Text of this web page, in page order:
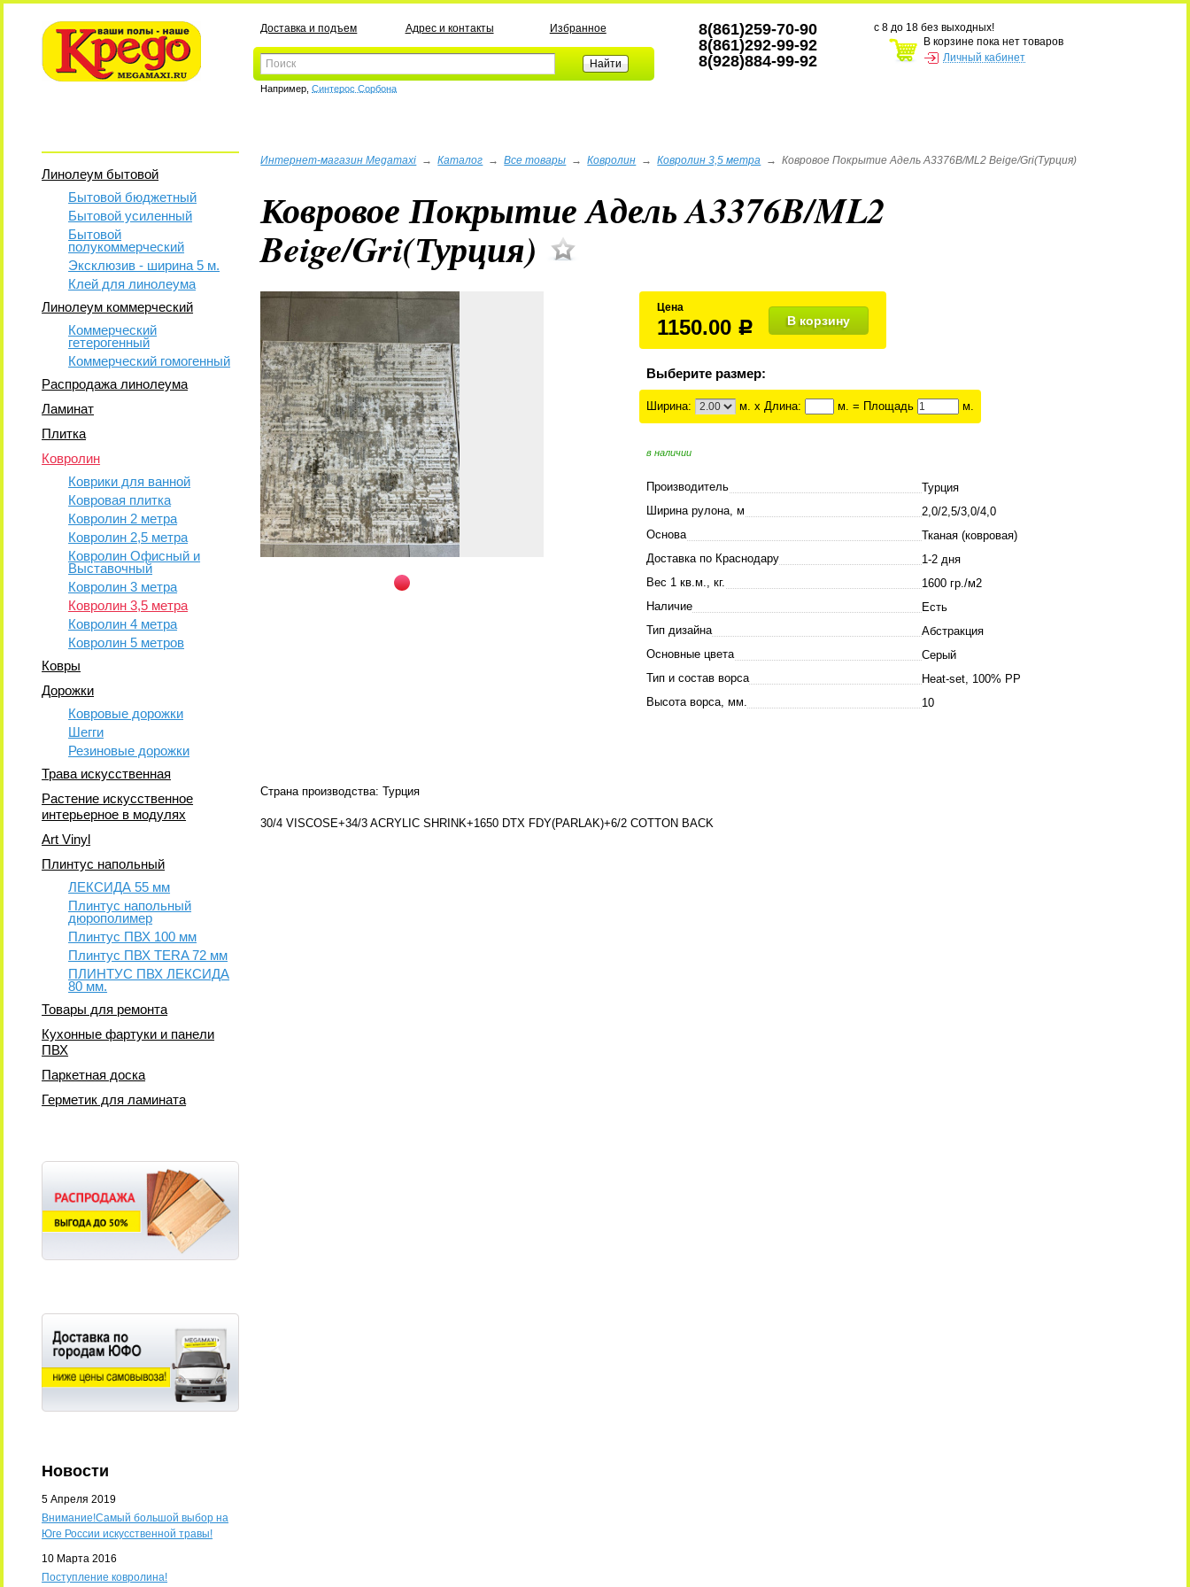
Доставка и подъем Адрес и контакты Избранное
Например,Синтерос Сорбона
8(861)259-70-90
8(861)292-99-92
8(928)884-99-92
с 8 до 18 без выходных!
В корзине пока нет товаров
Личный кабинет
Линолеум бытовой
Бытовой бюджетный
Бытовой усиленный
Бытовой
полукоммерческий
Эксклюзив - ширина 5 м.
Клей для линолеума
Линолеум коммерческий
Коммерческий
гетерогенный
Коммерческий гомогенный
Распродажа линолеума
Ламинат
Плитка
Ковролин
Коврики для ванной
Ковровая плитка
Ковролин 2 метра
Ковролин 2,5 метра
Ковролин Офисный и
Выставочный
Ковролин 3 метра
Ковролин 3,5 метра
Ковролин 4 метра
Ковролин 5 метров
Ковры
Дорожки
Ковровые дорожки
Шегги
Резиновые дорожки
Трава искусственная
Растение искусственное
интерьерное в модулях
Art Vinyl
Плинтус напольный
ЛЕКСИДА 55 мм
Плинтус напольный
дюрополимер
Плинтус ПВХ 100 мм
Плинтус ПВХ TERA 72 мм
ПЛИНТУС ПВХ ЛЕКСИДА
80 мм.
Товары для ремонта
Кухонные фартуки и панели
ПВХ
Паркетная доска
Герметик для ламината
Новости
5 Апреля 2019
Внимание!Самый большой выбор на
Юге России искусственной травы!
10 Марта 2016
Поступление ковролина!
Интернет-магазин Megamaxi →Каталог →Все товары →Ковролин →Ковролин 3,5 метра →Ковровое Покрытие Адель A3376B/ML2 Beige/Gri(Турция)
Ковровое Покрытие Адель A3376B/ML2
Beige/Gri(Турция)
Цена
1150.00 Р В корзину
Выберите размер:
Ширина: м. x Длина: м. = Площадь м.
в наличии
Производитель
Турция
Ширина рулона, м
2,0/2,5/3,0/4,0
Основа
Тканая (ковровая)
Доставка по Краснодару
1-2 дня
Вес 1 кв.м., кг.
1600 гр./м2
Наличие
Есть
Тип дизайна
Абстракция
Основные цвета
Серый
Тип и состав ворса
Heat-set, 100% PP
Высота ворса, мм.
10
Страна производства: Турция
30/4 VISCOSE+34/3 ACRYLIC SHRINK+1650 DTX FDY(PARLAK)+6/2 COTTON BACK